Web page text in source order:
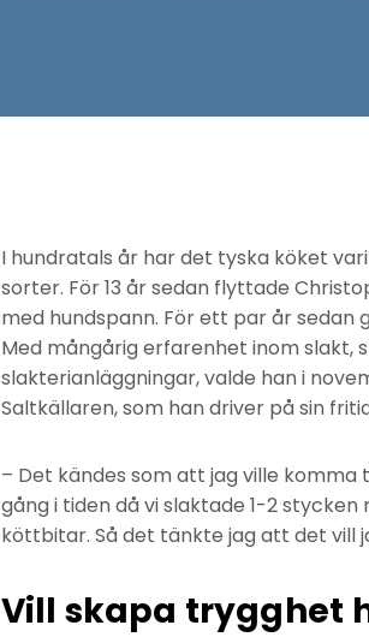
I hundratals år har det tyska köket
sorter. För 13 år sedan flyttade
med hundspann. För ett par år sedan
Med mångårig erfarenhet inom
slakterianläggningar, valde han i
Saltkällaren, som han driver på sin
– Det kändes som att jag ville komma
gång i tiden då vi slaktade 1-2
köttbitar. Så det tänkte jag att det vill
Vill skapa trygghet